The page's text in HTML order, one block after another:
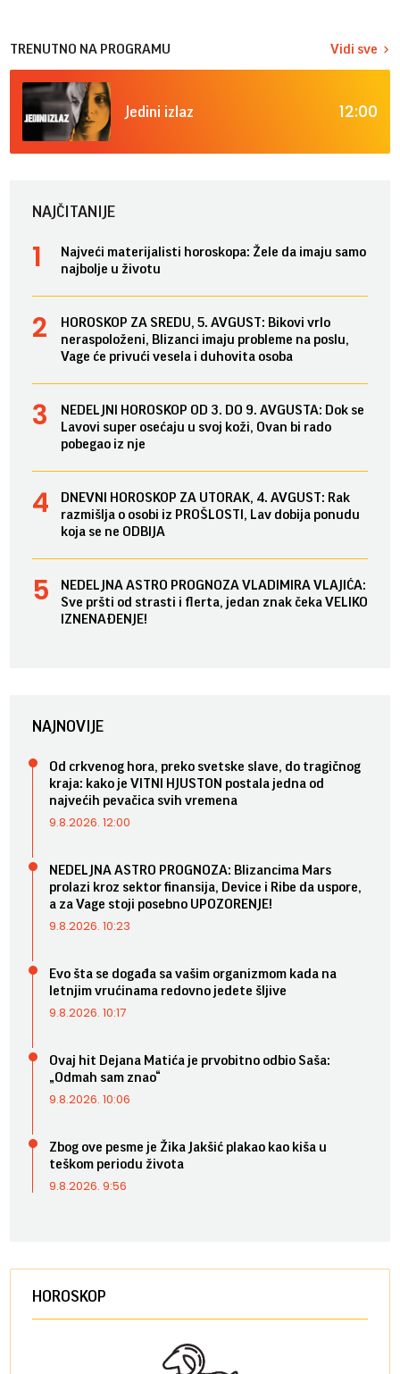
TRENUTNO NA PROGRAMU Vidi sve
Jedini izlaz 12:00
NAJČITANIJE
Najveći materijalisti horoskopa: Žele da imaju samo
najbolje u životu
HOROSKOP ZA SREDU, 5. AVGUST: Bikovi vrlo
neraspoloženi, Blizanci imaju probleme na poslu,
Vage će privući vesela i duhovita osoba
NEDELJNI HOROSKOP OD 3. DO 9. AVGUSTA: Dok se
Lavovi super osećaju u svoj koži, Ovan bi rado
pobegao iz nje
DNEVNI HOROSKOP ZA UTORAK, 4. AVGUST: Rak
razmišlja o osobi iz PROŠLOSTI, Lav dobija ponudu
koja se ne ODBIJA
NEDELJNA ASTRO PROGNOZA VLADIMIRA VLAJIĆA:
Sve pršti od strasti i flerta, jedan znak čeka VELIKO
IZNENAĐENJE!
NAJNOVIJE
Od crkvenog hora, preko svetske slave, do tragičnog
kraja: kako je VITNI HJUSTON postala jedna od
najvećih pevačica svih vremena
9.8.2026. 12:00
NEDELJNA ASTRO PROGNOZA: Blizancima Mars
prolazi kroz sektor finansija, Device i Ribe da uspore,
a za Vage stoji posebno UPOZORENJE!
9.8.2026. 10:23
Evo šta se događa sa vašim organizmom kada na
letnjim vrućinama redovno jedete šljive
9.8.2026. 10:17
Ovaj hit Dejana Matića je prvobitno odbio Saša:
„Odmah sam znao“
9.8.2026. 10:06
Zbog ove pesme je Žika Jakšić plakao kao kiša u
teškom periodu života
9.8.2026. 9:56
HOROSKOP